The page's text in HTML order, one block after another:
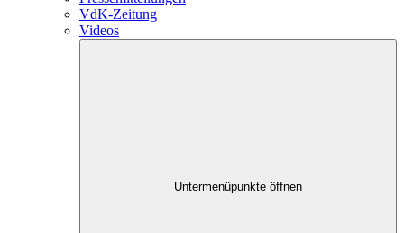
VdK-Zeitung
Videos
Untermenüpunkte öffnen